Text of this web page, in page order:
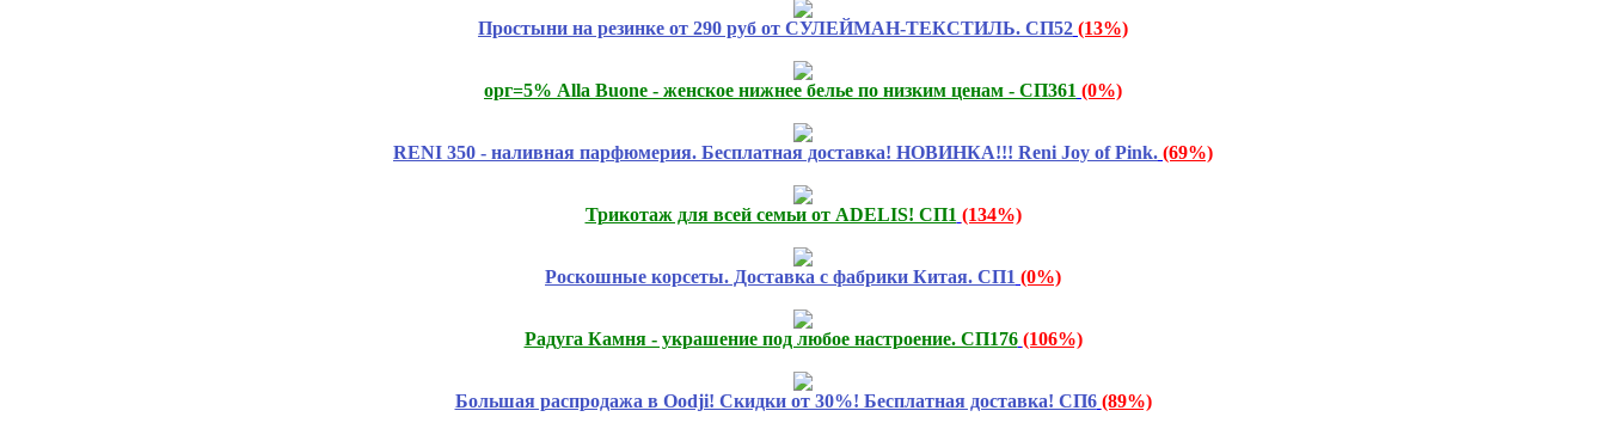
Простыни на резинке от 290 руб от СУЛЕЙМАН-ТЕКСТИЛЬ. СП52 (13%)
орг=5% Alla Buone - женское нижнее белье по низким ценам - СП361 (0%)
RENI 350 - наливная парфюмерия. Бесплатная доставка! НОВИНКА!!! Reni Joy of Pink. (69%)
Трикотаж для всей семьи от ADELIS! СП1 (134%)
Роскошные корсеты. Доставка с фабрики Китая. СП1 (0%)
Радуга Камня - украшение под любое настроение. СП176 (106%)
Большая распродажа в Oodji! Скидки от 30%! Бесплатная доставка! СП6 (89%)